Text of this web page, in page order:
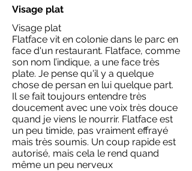
Visage plat
Visage plat
Flatface vit en colonie dans le parc en
face d'un restaurant. Flatface, comme
son nom l’indique, a une face très
plate. Je pense qu'il y a quelque
chose de persan en lui quelque part.
Il se fait toujours entendre très
doucement avec une voix très douce
quand je viens le nourrir. Flatface est
un peu timide, pas vraiment effrayé
mais très soumis. Un coup rapide est
autorisé, mais cela le rend quand
même un peu nerveux